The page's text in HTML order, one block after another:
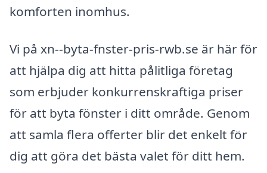
komforten inomhus.
Vi på xn--byta-fnster-pris-rwb.se är här för
att hjälpa dig att hitta pålitliga företag
som erbjuder konkurrenskraftiga priser
för att byta fönster i ditt område. Genom
att samla flera offerter blir det enkelt för
dig att göra det bästa valet för ditt hem.